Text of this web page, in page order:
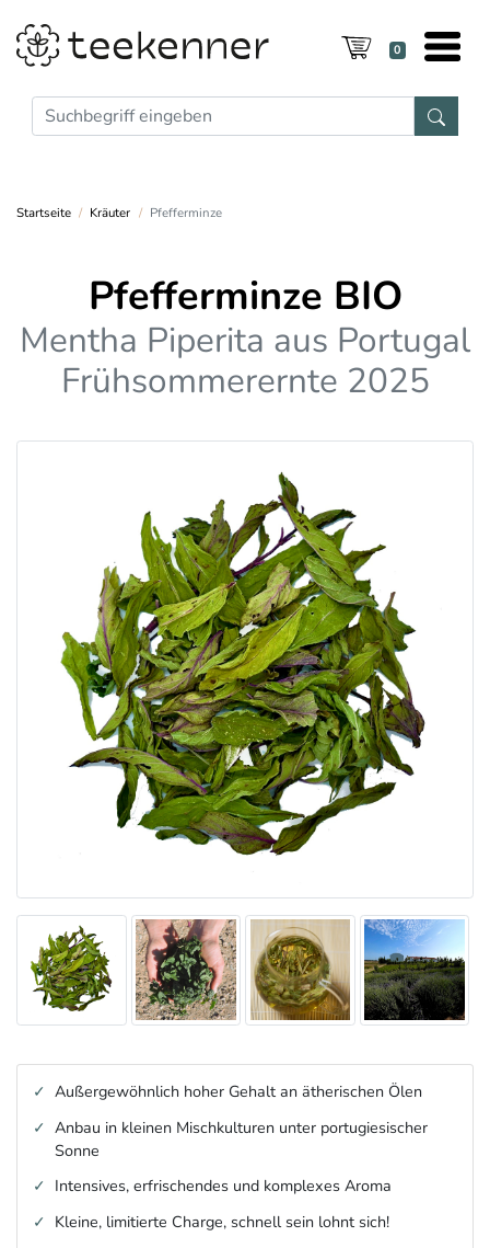
0
Startseite Kräuter Pfefferminze
Pfefferminze BIO
Mentha Piperita aus Portugal
Frühsommerernte 2025
Außergewöhnlich hoher Gehalt an ätherischen Ölen
Anbau in kleinen Mischkulturen unter portugiesischer
Sonne
Intensives, erfrischendes und komplexes Aroma
Kleine, limitierte Charge, schnell sein lohnt sich!